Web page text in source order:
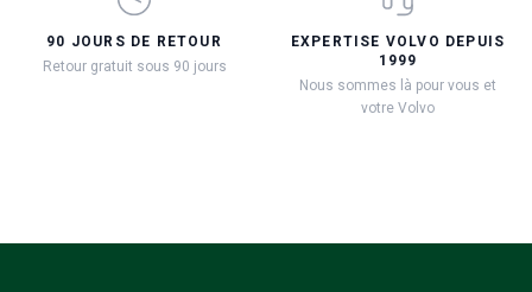
90 JOURS DE RETOUR
Retour gratuit sous 90 jours
EXPERTISE VOLVO DEPUIS
1999
Nous sommes là pour vous et
votre Volvo